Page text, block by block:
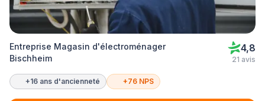
Entreprise Magasin d'électroménager
Bischheim
4,8
21 avis
+16 ans d'ancienneté +76 NPS